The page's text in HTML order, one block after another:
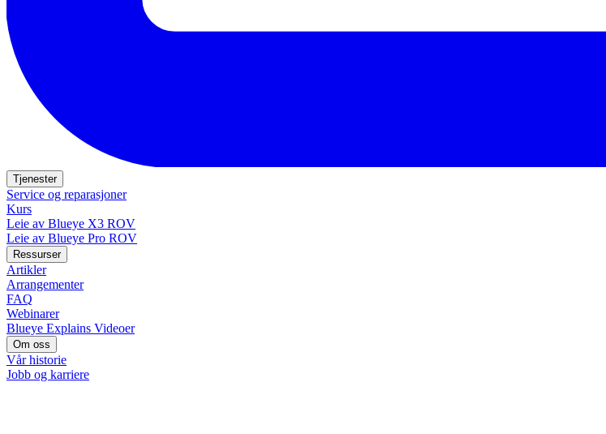
Tjenester
Service og reparasjoner
Kurs
Leie av Blueye X3 ROV
Leie av Blueye Pro ROV
Ressurser
Artikler
Arrangementer
FAQ
Webinarer
Blueye Explains Videoer
Om oss
Vår historie
Jobb og karriere